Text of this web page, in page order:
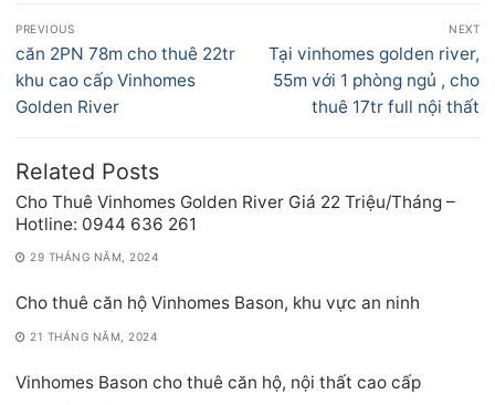
Điều
hướng
bài
viết
PREVIOUS
Previous
post:
căn 2PN 78m cho thuê 22tr
khu cao cấp Vinhomes
Golden River
NEXT
Next
post:
Tại vinhomes golden river,
55m với 1 phòng ngủ , cho
thuê 17tr full nội thất
Related Posts
Cho Thuê Vinhomes Golden River Giá 22 Triệu/Tháng –
Hotline: 0944 636 261
29 THÁNG NĂM, 2024
Cho thuê căn hộ Vinhomes Bason, khu vực an ninh
21 THÁNG NĂM, 2024
Vinhomes Bason cho thuê căn hộ, nội thất cao cấp